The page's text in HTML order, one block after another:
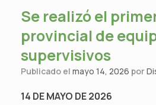
Se realizó el
provincial de
supervisivos
Publicado el mayo 14, 2026 por
14 DE MAYO DE 2026